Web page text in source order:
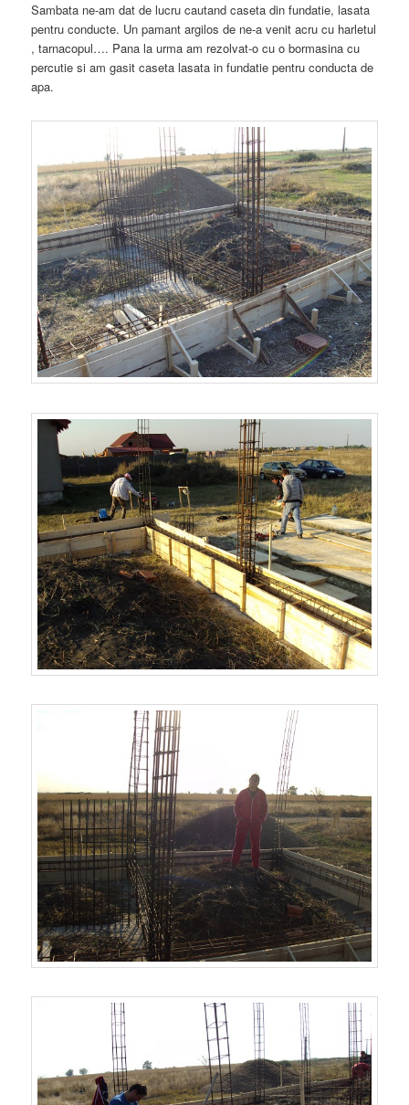
Sambata ne-am dat de lucru cautand caseta din fundatie, lasata
pentru conducte. Un pamant argilos de ne-a venit acru cu harletul
, tarnacopul…. Pana la urma am rezolvat-o cu o bormasina cu
percutie si am gasit caseta lasata in fundatie pentru conducta de
apa.